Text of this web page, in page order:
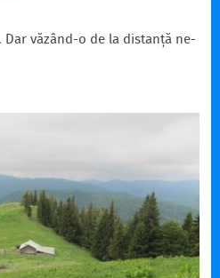
Dar văzând-o de la distanță ne-